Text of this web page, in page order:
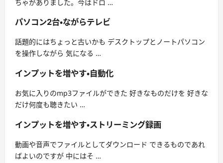
ちゃがありました。今はドロ …
パソコン2台・ながらテレビ
話題的にはちょっと古いかも デスクトップとノートパソコン
を操作しながら 気になる …
インプットを増やす・自動化
お気に入りのmp3ファイルができた 好きなものだけを 好きな
だけ何度も聴きたい …
インプットを増やす・ストリーミング録画
動画や音声でファイルとしてダウンロード できるものであれ
ばよいのですが 中にはそ …